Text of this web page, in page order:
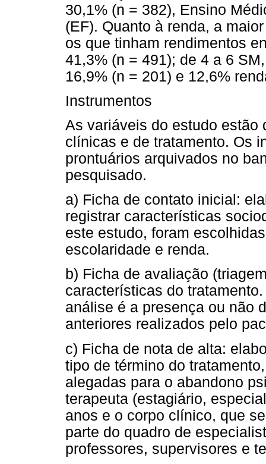
30,1% (n = 382), Ensino
(EF). Quanto à renda, a
os que tinham rendimentos
41,3% (n = 491); de 4 a 6
16,9% (n = 201) e 12,6%
Instrumentos
As variáveis do estudo estão
clínicas e de tratamento. Os
prontuários arquivados no
pesquisado.
a) Ficha de contato inicial:
registrar características
este estudo, foram
escolaridade e renda.
b) Ficha de avaliação
características do
análise é a presença ou não
anteriores realizados pelo
c) Ficha de nota de alta:
tipo de término do
alegadas para o abandono
terapeuta (estagiário,
anos e o corpo clínico, que
parte do quadro de
professores, supervisores e